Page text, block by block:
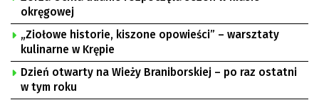
okręgowej
„Ziołowe historie, kiszone opowieści” – warsztaty
kulinarne w Krępie
Dzień otwarty na Wieży Braniborskiej – po raz ostatni
w tym roku